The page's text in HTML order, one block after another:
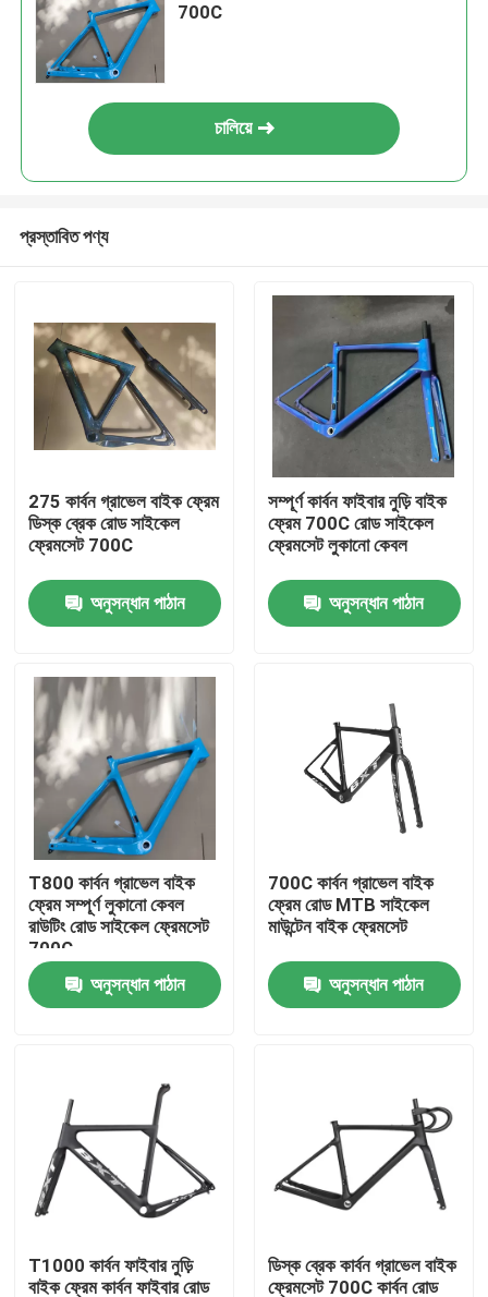
পণ্য
আমাদের সম্বন্ধে
কারখানা পরিদর্শন
গুণমান নিয়ন্ত্রণ
আমাদের সাথে যোগাযোগ
একটি উদ্ধৃতি অনুরোধ করুন
কার্বন মাউন্টেন বাইক
কার্বন রোড বাইক
কার্বন মাউন্টেন বাইক ফ্রেম
700C
চালিয়ে
প্রস্তাবিত পণ্য
275 কার্বন গ্রাভেল বাইক ফ্রেম
ডিস্ক ব্রেক রোড সাইকেল
ফ্রেমসেট 700C
অনুসন্ধান পাঠান
সম্পূর্ণ কার্বন ফাইবার নুড়ি বাইক
ফ্রেম 700C রোড সাইকেল
ফ্রেমসেট লুকানো কেবল
অনুসন্ধান পাঠান
T800 কার্বন গ্রাভেল বাইক
ফ্রেম সম্পূর্ণ লুকানো কেবল
রাউটিং রোড সাইকেল ফ্রেমসেট
700C
অনুসন্ধান পাঠান
700C কার্বন গ্রাভেল বাইক
ফ্রেম রোড MTB সাইকেল
মাউন্টেন বাইক ফ্রেমসেট
অনুসন্ধান পাঠান
T1000 কার্বন ফাইবার নুড়ি
বাইক ফ্রেম কার্বন ফাইবার রোড
ডিস্ক ব্রেক কার্বন গ্রাভেল বাইক
ফ্রেমসেট 700C কার্বন রোড